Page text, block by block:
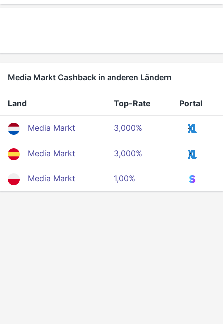
Media Markt Cashback in anderen Ländern
Land Top-Rate Portal
Media Markt 3,000%
Media Markt 3,000%
Media Markt 1,00%